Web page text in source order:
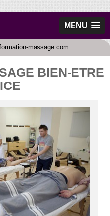
MENU
massage.com
BIEN-ETRE